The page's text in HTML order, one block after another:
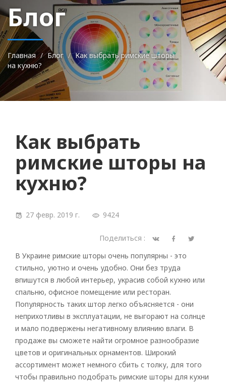
Блог
Главная Блог
Как выбрать римские шторы
на кухню?
Как выбрать
римские шторы на
кухню?
27 февр. 2019 г. 9424
Поделиться :
В Украине римские шторы очень популярны - это
стильно, уютно и очень удобно. Они без труда
впишутся в любой интерьер, украсив собой кухню или
спальню, офисное помещение или ресторан.
Популярность таких штор легко объясняется - они
неприхотливы в эксплуатации, не выгорают на солнце
и мало подвержены негативному влиянию влаги. В
продаже вы сможете найти огромное разнообразие
цветов и оригинальных орнаментов. Широкий
ассортимент может немного сбить с толку, для того
чтобы правильно подобрать римские шторы для кухни